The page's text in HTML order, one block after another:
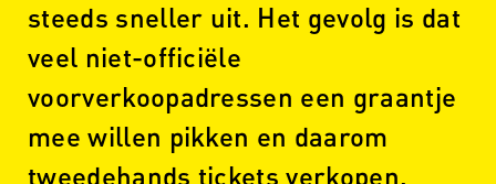
steeds sneller uit. Het gevolg is dat
veel niet-officiële
voorverkoopadressen een graantje
mee willen pikken en daarom
tweedehands tickets verkopen.